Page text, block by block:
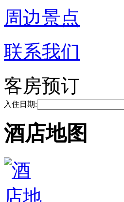
周边景点
联系我们
客房预订
入住日期:
酒店地图